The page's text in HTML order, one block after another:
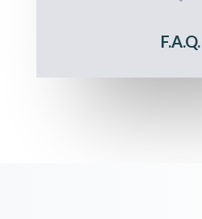
F.A.Q.